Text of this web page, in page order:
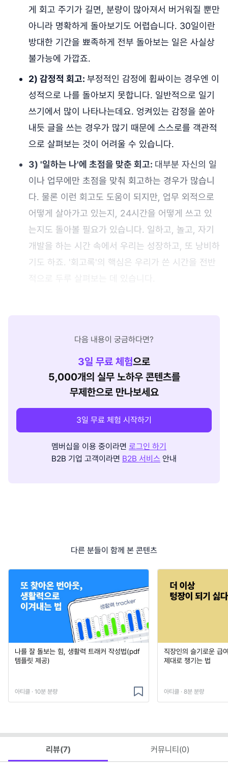
게 회고 주기가 길면, 분량이 많아져서 버거워질 뿐만
아니라 명확하게 돌아보기도 어렵습니다. 30일이란
방대한 기간을 뾰족하게 전부 돌아보는 일은 사실상
불가능에 가깝죠.
2) 감정적 회고: 부정적인 감정에 휩싸이는 경우엔 이
성적으로 나를 돌아보지 못합니다. 일반적으로 일기
쓰기에서 많이 나타나는데요. 엉켜있는 감정을 쏟아
내듯 글을 쓰는 경우가 많기 때문에 스스로를 객관적
으로 살펴보는 것이 어려울 수 있습니다.
3) '일하는 나'에 초점을 맞춘 회고: 대부분 자신의 일
이나 업무에만 초점을 맞춰 회고하는 경우가 많습니
다. 물론 이런 회고도 도움이 되지만, 업무 외적으로
어떻게 살아가고 있는지, 24시간을 어떻게 쓰고 있
는지도 돌아볼 필요가 있습니다. 일하고, 놀고, 자기
개발을 하는 시간 속에서 우리는 성장하고, 또 낭비하
기도 하죠. '회고록'의 핵심은 우리가 쓴 시간을 전반
다음 내용이 궁금하다면?
3일 무료 체험으로
5,000개의 실무 노하우 콘텐츠를
무제한으로 만나보세요
3일 무료 체험 시작하기
멤버십을 이용 중이라면 로그인 하기
B2B 기업 고객이라면 B2B 서비스 안내
다른 분들이 함께 본 콘텐츠
나를 잘 돌보는 힘, 생활력 트래커 작성법(pdf
템플릿 제공)
아티클 · 10분 분량
직장인의 슬기로운 급
제대로 챙기는 법
아티클 · 8분 분량
리뷰(7) 커뮤니티(0)